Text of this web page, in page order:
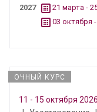
2027
21 марта -
03 октября
ОЧНЫЙ КУРС
11 - 15 октября 2026